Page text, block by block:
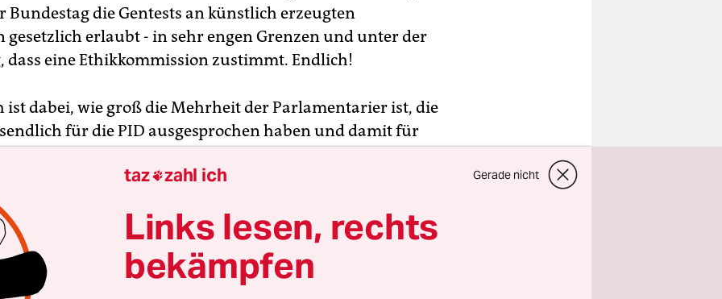
Bundestag die Gentests an künstlich erzeugten
gesetzlich erlaubt - in sehr engen Grenzen und unter der
dass eine Ethikkommission zustimmt. Endlich!
ist dabei, wie groß die Mehrheit der Parlamentarier ist, die
für die PID ausgesprochen haben und damit für
Exzentriker sind, sondern es schlicht kein weiteres Mal
das eigene Kind sterben zu sehen.
taz zahl ich Gerade nicht
Links lesen, rechts
bekämpfen